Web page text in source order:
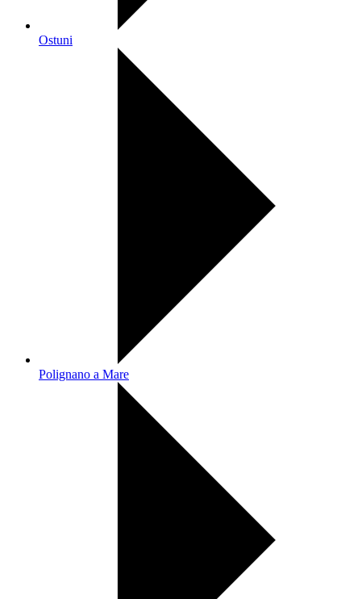
Ostuni
Polignano a Mare